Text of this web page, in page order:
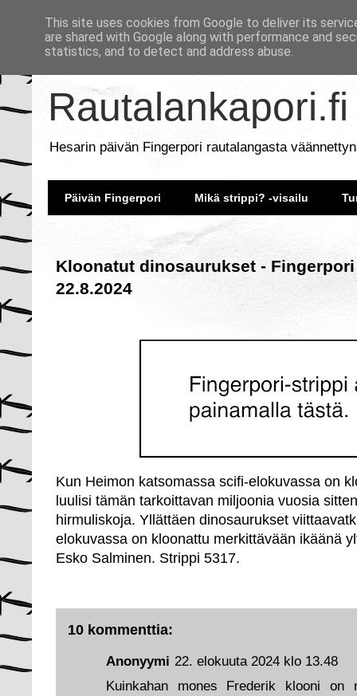
Rautalankapori.fi
Hesarin päivän Fingerpori rautalangasta
Päivän Fingerpori Mikä strippi? -visailu
Kloonatut dinosaurukset -
22.8.2024
Kun Heimon katsomassa scifi-elokuvassa on
luulisi tämän tarkoittavan miljoonia vuosia
hirmuliskoja. Yllättäen dinosaurukset
elokuvassa on kloonattu merkittävään ikäänä
Esko Salminen. Strippi 5317.
10 kommenttia:
Anonyymi 22. elokuuta 2024 klo 13.48
Kuinkahan mones Frederik klooni on
This site uses cookies from Google to deliver its
are shared with Google along with performance and
statistics, and to detect and address abuse.